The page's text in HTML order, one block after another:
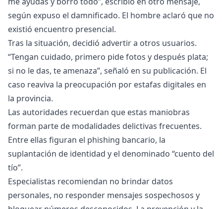
según expuso el damnificado. El hombre aclaró que no
existió encuentro presencial.
Tras la situación, decidió advertir a otros usuarios.
“Tengan cuidado, primero pide fotos y después plata;
si no le das, te amenaza”, señaló en su publicación. El
caso reaviva la preocupación por estafas digitales en
la provincia.
Las autoridades recuerdan que estas maniobras
forman parte de modalidades delictivas frecuentes.
Entre ellas figuran el phishing bancario, la
suplantación de identidad y el denominado “cuento del
tío”.
Especialistas recomiendan no brindar datos
personales, no responder mensajes sospechosos y